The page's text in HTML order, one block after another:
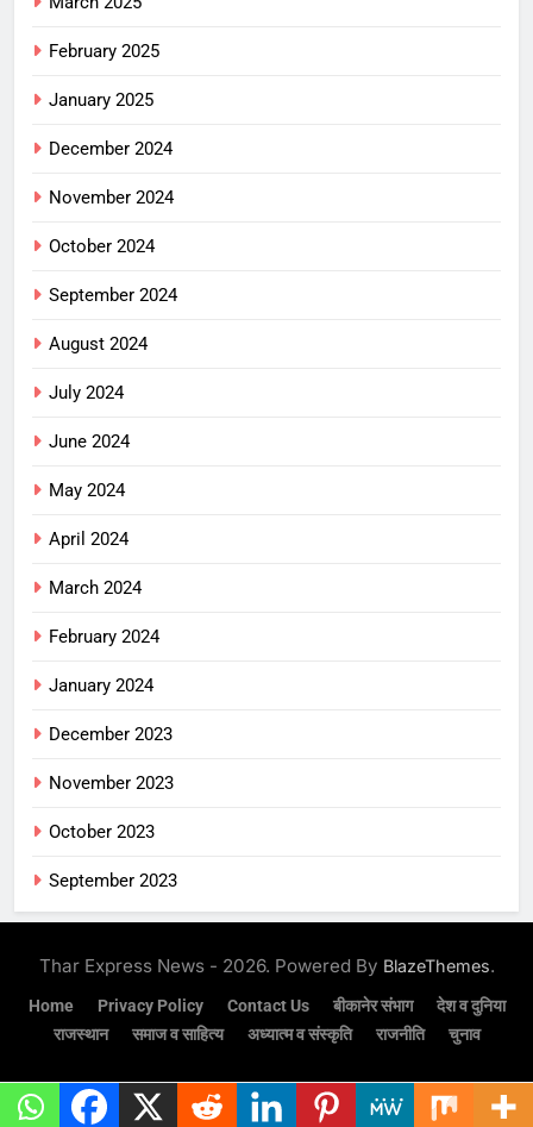
February 2025
January 2025
December 2024
November 2024
October 2024
September 2024
August 2024
July 2024
June 2024
May 2024
April 2024
March 2024
February 2024
January 2024
December 2023
November 2023
October 2023
September 2023
Thar Express News - 2026. Powered By BlazeThemes.
Home Privacy Policy Contact Us बीकानेर संभाग
देश व दुनिया
राजस्थान
समाज व साहित्य अध्यात्म व संस्कृति राजनीति चुनाव